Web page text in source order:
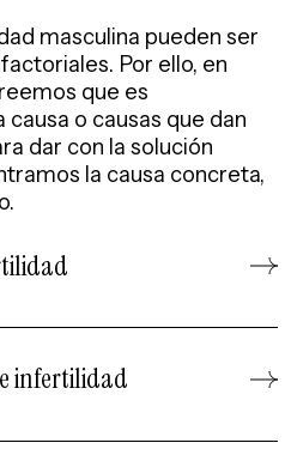
masculina pueden ser
Por ello, en
que es
o causas que dan
dar con la solución
la causa concreta,
infertilidad